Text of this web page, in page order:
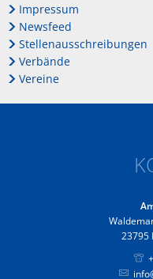
Impressum
Newsfeed
Stellenausschreibungen
Verbände
Vereine
23795